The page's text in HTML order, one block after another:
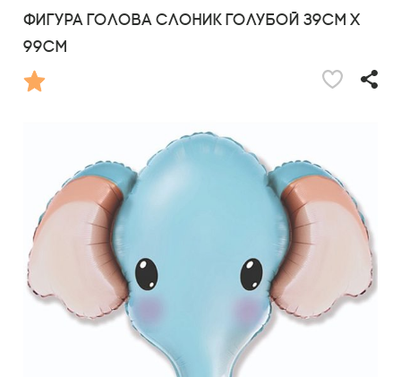
Фигура Голова Слоник Голубой 39см х
99см